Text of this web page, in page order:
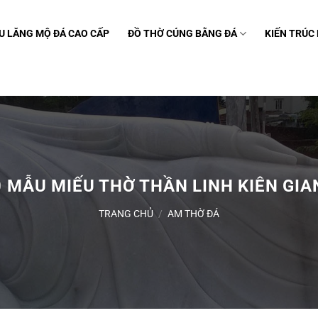
LĂNG MỘ ĐÁ CAO CẤP ĐỒ THỜ CÚNG BẰNG ĐÁ KIẾN
MẪU MIẾU THỜ THẦN LINH KIÊN
TRANG CHỦ / AM THỜ ĐÁ